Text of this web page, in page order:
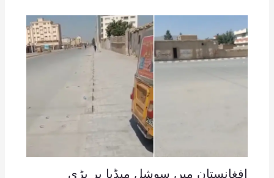
افغانستان میں سوشل میڈیا پر بڑی